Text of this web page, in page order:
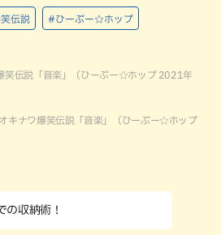
伝説 #ひーぷー☆ホップ
笑伝説「音楽」（ひーぷー☆ホップ 2021年
オキナワ爆笑伝説「音楽」（ひーぷー☆ホップ
の収納術！